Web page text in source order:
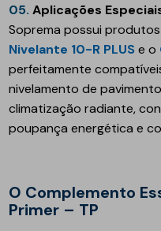
05. Aplicações
Soprema possui
Nivelante 10-R PLUSe o
perfeitamente
nivelamento de
climatização radiante,
poupança energética e
O Complemento Essencial: Primário GECOL
Primer – TP